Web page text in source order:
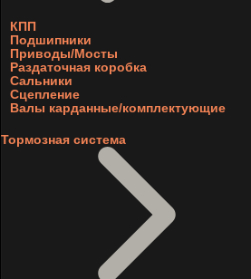
КПП
Подшипники
Приводы/Мосты
Раздаточная коробка
Сальники
Сцепление
Валы карданные/комплектующие
Тормозная система